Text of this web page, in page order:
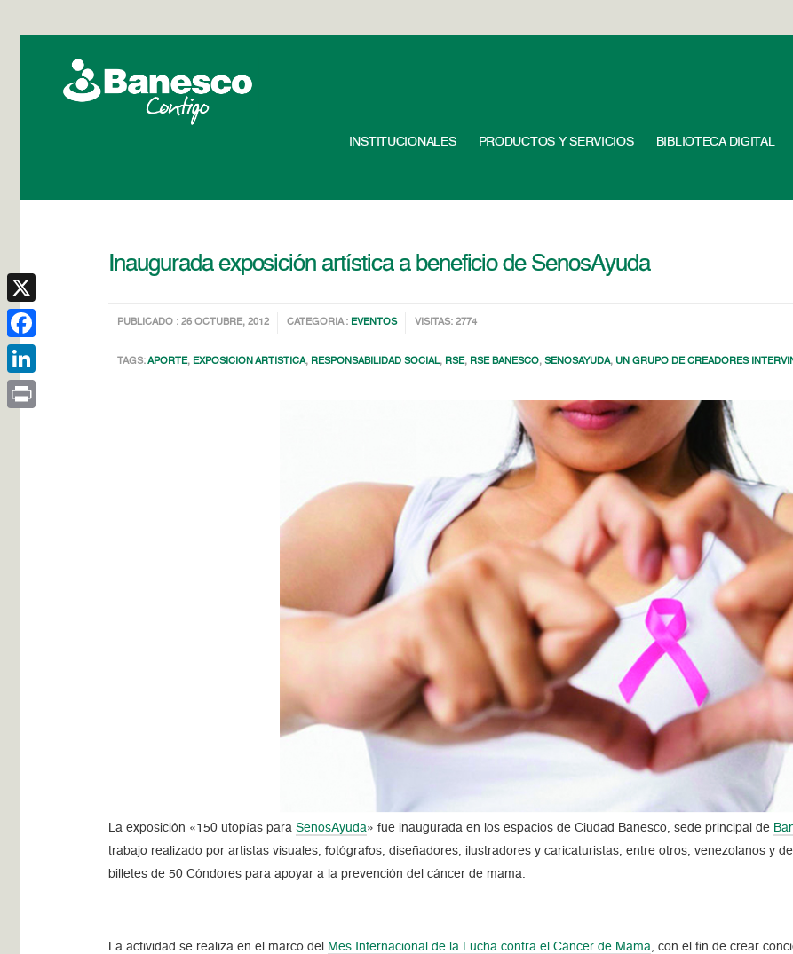
INSTITUCIONALES PRODUCTOS Y SERVICIOS BIBLIOTECA DIGITAL
Inaugurada exposición artística a beneficio de SenosAyuda
PUBLICADO : 26 OCTUBRE, 2012 CATEGORIA : EVENTOS VISITAS: 2774
TAGS:APORTE, EXPOSICION ARTISTICA, RESPONSABILIDAD SOCIAL, RSE, RSE BANESCO,SENOSAYUDA,UN GRUPO DE CREADORES
La exposición «150 utopías paraSenosAyuda» fue inaugurada en los espacios de Ciudad Banesco, sede principal de
trabajo realizado por artistas visuales, fotógrafos, diseñadores, ilustradores y caricaturistas, entre otros, venezolanos y
billetes de 50 Cóndores para apoyar a la prevención del cáncer de mama.
La actividad se realiza en el marco del Mes Internacional de la Lucha contra el Cáncer de Mama , con el fin de crear
X
Facebook
LinkedIn